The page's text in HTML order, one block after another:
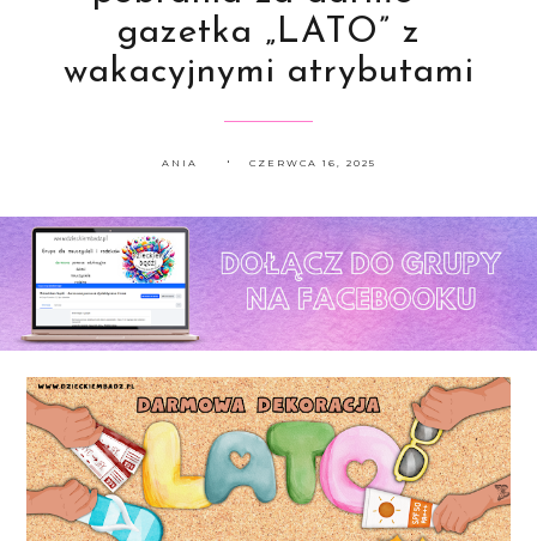
gazetka „LATO” z
wakacyjnymi atrybutami
ANIA CZERWCA 16, 2025